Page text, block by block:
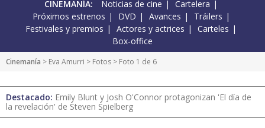
CINEMANÍA: Noticias de cine
Cartelera
Próximos estrenos
DVD Avances
Tráilers
Festivales y premios
Actores y actrices
Carteles
Box-office
Cinemanía > Eva Amurri > Fotos > Foto 1 de 6
Destacado: Emily Blunt y Josh O'Connor protagonizan 'El día de
la revelación' de Steven Spielberg